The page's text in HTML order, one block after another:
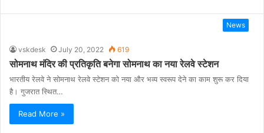
News
vskdesk July 20, 2022 619
सोमनाथ मंदिर की प्रतिकृति बनेगा सोमनाथ का नया रेलवे स्टेशन
भारतीय रेलवे ने सोमनाथ रेलवे स्टेशन को नया और भव्य स्वरूप देने का काम शुरू कर दिया
है। गुजरात स्थित…
Read More »